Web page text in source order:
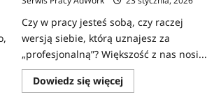
Czy w pracy jesteś sobą, czy raczej
wersją siebie, którą uznajesz za
„profesjonalną”? Większość z nas nosi...
Dowiedz się więcejDowiedz
się